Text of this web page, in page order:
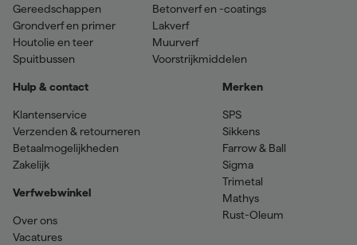
Gereedschappen
Grondverf en primer
Houtolie en teer
Spuitbussen
Betonverf en -coatings
Lakverf
Muurverf
Voorstrijkmiddelen
Hulp & contact
Klantenservice
Verzenden & retourneren
Betaalmogelijkheden
Zakelijk
Verfwebwinkel
Over ons
Vacatures
Merken
SPS
Sikkens
Farrow & Ball
Sigma
Trimetal
Mathys
Rust-Oleum